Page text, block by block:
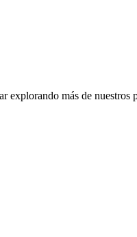
explorando más de nuestros